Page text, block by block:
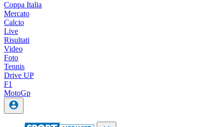
Coppa Italia
Mercato
Calcio
Live
Risultati
Video
Foto
Tennis
Drive UP
F1
MotoGp